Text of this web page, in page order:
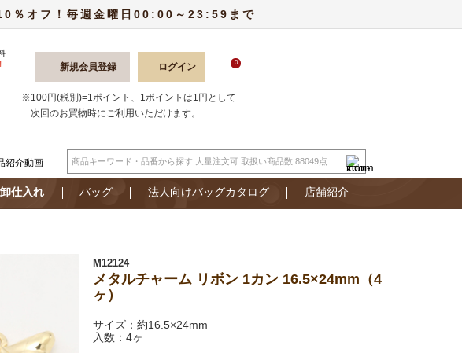
％オフ！毎週金曜日00:00～23:59まで
!
新規会員登録 ログイン 0
※100円(税別)=1ポイント、1ポイントは1円として
次回のお買物時にご利用いただけます。
紹介動画
仕入れ バッグ 法人向けバッグカタログ 店舗紹介
M12124
メタルチャーム リボン 1カン 16.5×24mm（4
ヶ）
サイズ：約16.5×24mm
入数：4ヶ